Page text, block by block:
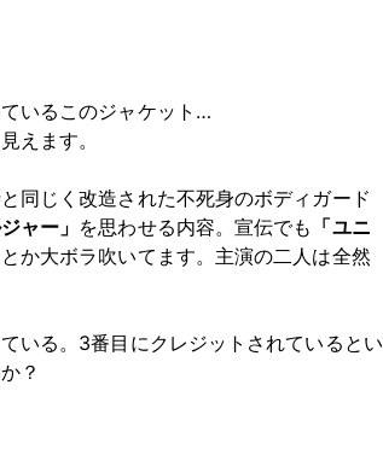
いるこのジャケット…
えます。
同じく改造された不死身のボディガード
ャー」 を思わせる内容。宣伝でも 「ユニ
とか大ボラ吹いてます。主演の二人は全然
いる。3番目にクレジットされているとい
？